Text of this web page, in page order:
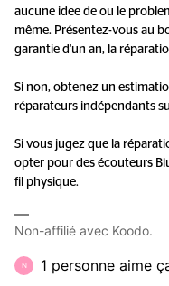
aucune idee de ou le
même. Présentez-vous au
garantie d'un an, la
Si non, obtenez un
réparateurs indépendants
Si vous jugez que la
opter pour des écouteurs
fil physique.
Non-affilié avec Koodo.
N 1 personne aime